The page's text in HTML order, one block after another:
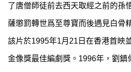
了唐僧師徒前去西天取經之前的孫
薩懲罰轉世爲至尊寶而後遇見白骨
該片於1995年1月21日在香港首映
金像獎最佳編劇獎。1996年，劉鎮